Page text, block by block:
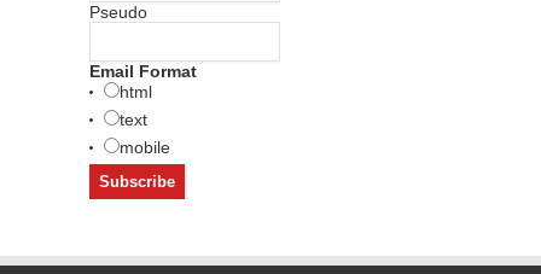
Pseudo
Email Format
html
text
mobile